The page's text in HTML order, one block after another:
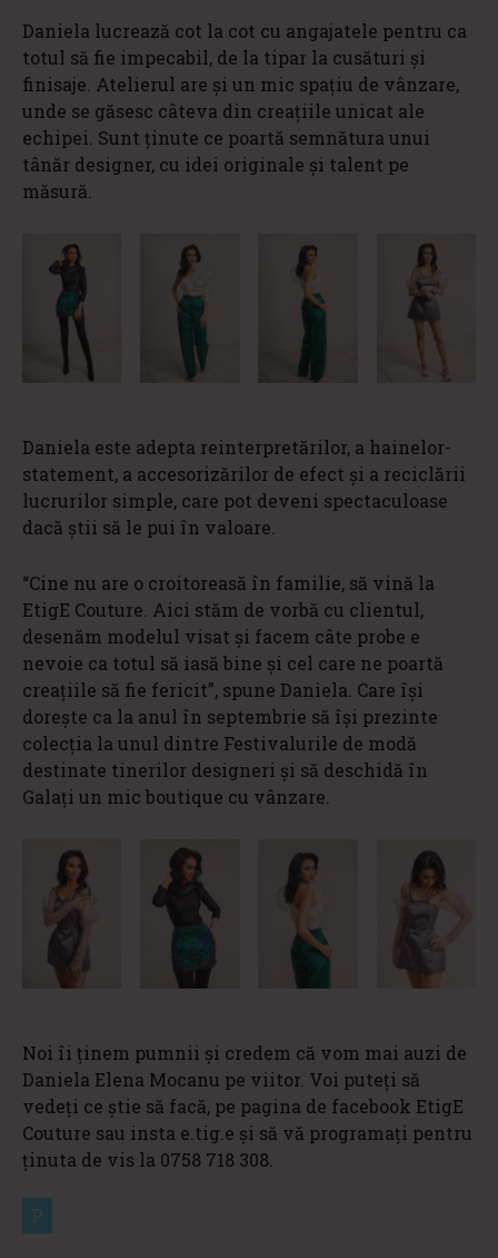
Daniela lucrează cot la cot cu angajatele pentru ca
totul să fie impecabil, de la tipar la cusături și
finisaje. Atelierul are și un mic spațiu de vânzare,
unde se găsesc câteva din creațiile unicat ale
echipei. Sunt ținute ce poartă semnătura unui
tânăr designer, cu idei originale și talent pe
măsură.
Daniela este adepta reinterpretărilor, a hainelor-
statement, a accesorizărilor de efect și a reciclării
lucrurilor simple, care pot deveni spectaculoase
dacă știi să le pui în valoare.
“Cine nu are o croitoreasă în familie, să vină la
EtigE Couture. Aici stăm de vorbă cu clientul,
desenăm modelul visat și facem câte probe e
nevoie ca totul să iasă bine și cel care ne poartă
creațiile să fie fericit”, spune Daniela. Care își
dorește ca la anul în septembrie să își prezinte
colecția la unul dintre Festivalurile de modă
destinate tinerilor designeri și să deschidă în
Galați un mic boutique cu vânzare.
Noi îi ținem pumnii și credem că vom mai auzi de
Daniela Elena Mocanu pe viitor. Voi puteți să
vedeți ce știe să facă, pe pagina de facebook EtigE
Couture sau insta e.tig.e și să vă programați pentru
ținuta de vis la 0758 718 308.
P